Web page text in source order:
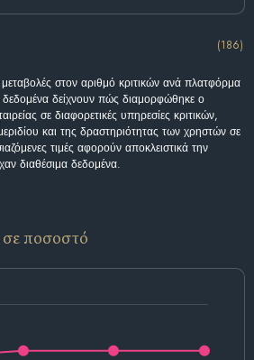
(186)
στον αριθμό κριτικών ανά πλατφόρμα
δεδομένα δείχνουν πώς διαμορφώθηκε ο
σε διαφορετικές υπηρεσίες κριτικών,
και της δραστηριότητας των χρηστών σε
τιμές αφορούν αποκλειστικά την
διαθέσιμα δεδομένα.
σε ποσοστό